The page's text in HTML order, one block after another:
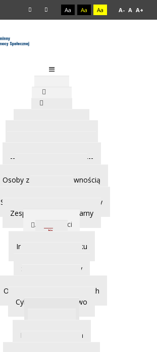
Aa Aa Aa A- A A+
---------------------------------
Osoby z niepełnosprawnością
Strategie - Programy - Projekty
Zespół Interdyscyplinarny
Aktualności
Informacje o ośrodku
Statut i regulaminy
Ochrona Danych Osobowych
Cyberbezpieczeństwo
Kontrola zarządcza